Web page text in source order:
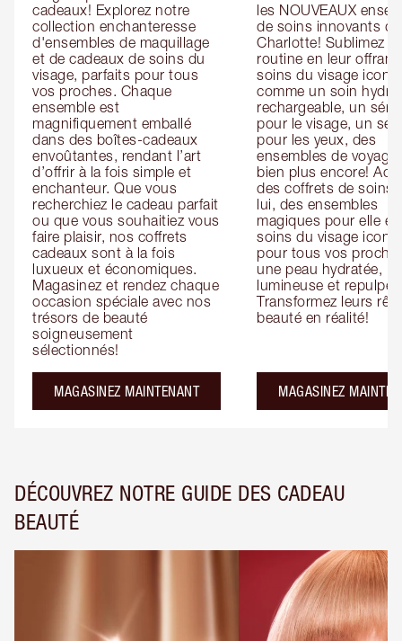
cadeaux! Explorez notre
collection enchanteresse
d'ensembles de maquillage
et de cadeaux de soins du
visage, parfaits pour tous
vos proches. Chaque
ensemble est
magnifiquement emballé
dans des boîtes-cadeaux
envoûtantes, rendant l’art
d’offrir à la fois simple et
enchanteur. Que vous
recherchiez le cadeau parfait
ou que vous souhaitiez vous
faire plaisir, nos coffrets
cadeaux sont à la fois
luxueux et économiques.
Magasinez et rendez chaque
occasion spéciale avec nos
trésors de beauté
soigneusement
sélectionnés!
MAGASINEZ MAINTENANT
les NOUVEAUX
de soins innovants de
Charlotte! Sublimez
routine en leur offrant
soins du visage
comme un soin
rechargeable, un
pour le visage, un
pour les yeux, des
ensembles de voyage
bien plus encore!
des coffrets de soins
lui, des ensembles
magiques pour elle et
soins du visage
pour tous vos
une peau hydratée,
lumineuse et
Transformez leurs
beauté en réalité!
MAGASINEZ
DÉCOUVREZ NOTRE GUIDE DES CADEAU
BEAUTÉ